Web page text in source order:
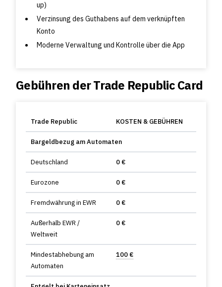
up)
Verzinsung des Guthabens auf dem verknüpften
Konto
Moderne Verwaltung und Kontrolle über die App
Gebühren der Trade Republic Card
Trade Republic KOSTEN & GEBÜHREN
Bargeldbezug am Automaten
Deutschland 0 €
Eurozone 0 €
Fremdwährung in EWR 0 €
Außerhalb EWR /
Weltweit
0 €
Mindestabhebung am
Automaten
100 €